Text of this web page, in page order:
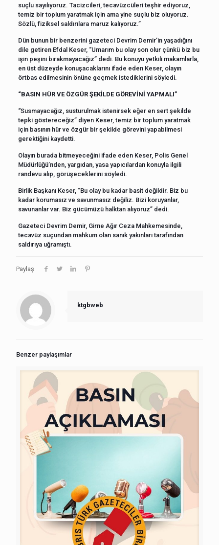
suçlu sayılıyoruz. Tacizcileri, tecavüzcüleri teşhir ediyoruz,
temiz bir toplum yaratmak için ama yine suçlu biz oluyoruz.
Sözlü, fiziksel saldırılara maruz kalıyoruz.”
Dün bunun bir benzerini gazeteci Devrim Demir’in yaşadığını
dile getiren Efdal Keser, “Umarım bu olay son olur çünkü biz bu
işin peşini bırakmayacağız” dedi. Bu konuyu yetkili makamlarla,
en üst düzeyde konuşacaklarını ifade eden Keser, olayın
örtbas edilmesinin önüne geçmek istediklerini söyledi.
“BASIN HÜR VE ÖZGÜR ŞEKİLDE GÖREVİNİ YAPMALI”
“Susmayacağız, susturulmak istenirsek eğer en sert şekilde
tepki göstereceğiz” diyen Keser, temiz bir toplum yaratmak
için basının hür ve özgür bir şekilde görevini yapabilmesi
gerektiğini kaydetti.
Olayın burada bitmeyeceğini ifade eden Keser, Polis Genel
Müdürlüğü’nden, yargıdan, yasa yapıcılardan konuyla ilgili
randevu alıp, görüşeceklerini söyledi.
Birlik Başkanı Keser, “Bu olay bu kadar basit değildir. Biz bu
kadar korumasız ve savunmasız değiliz. Bizi koruyanlar,
savunanlar var. Biz gücümüzü halktan alıyoruz” dedi.
Gazeteci Devrim Demir, Girne Ağır Ceza Mahkemesinde,
tecavüz suçundan mahkum olan sanık yakınları tarafından
saldırıya uğramıştı.
Paylaş
ktgbweb
Benzer paylaşımlar